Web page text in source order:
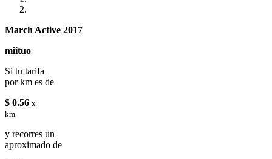
March Active 2017
miituo
Si tu tarifa
por km es de
$ 0.56 x
km
y recorres un
aproximado de